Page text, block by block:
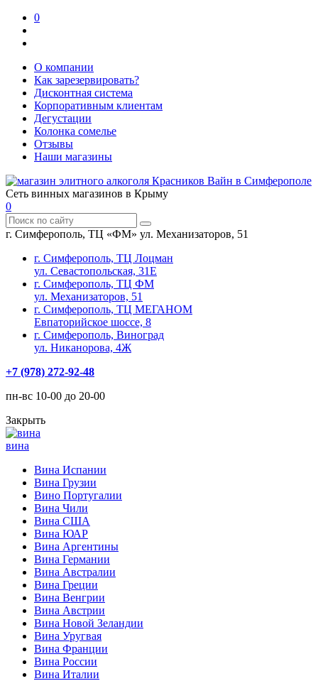
0
О компании
Как зарезервировать?
Дисконтная система
Корпоративным клиентам
Дегустации
Колонка сомелье
Отзывы
Наши магазины
Сеть винных магазинов в Крыму
0
г. Симферополь, ТЦ «ФМ» ул. Механизаторов, 51
г. Симферополь, ТЦ Лоцман
ул. Севастопольская, 31Е
г. Симферополь, ТЦ ФМ
ул. Механизаторов, 51
г. Симферополь, ТЦ МЕГАНОМ
Евпаторийское шоссе, 8
г. Симферополь, Виноград
ул. Никанорова, 4Ж
+7 (978) 272-92-48
пн-вс 10-00 до 20-00
Закрыть
вина
Вина Испании
Вина Грузии
Вино Португалии
Вина Чили
Вина США
Вина ЮАР
Вина Аргентины
Вина Германии
Вина Австралии
Вина Греции
Вина Венгрии
Вина Австрии
Вина Новой Зеландии
Вина Уругвая
Вина Франции
Вина России
Вина Италии